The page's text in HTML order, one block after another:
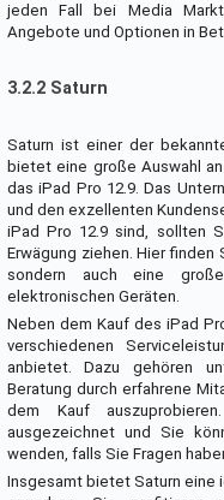
jeden Fall bei Media
Angebote und Optionen in
3.2.2 Saturn
Saturn ist einer der
bietet eine große Auswahl
das iPad Pro 12.9. Das
und den exzellenten
iPad Pro 12.9 sind, sollten
Erwägung ziehen. Hier
sondern auch eine
elektronischen Geräten.
Neben dem Kauf des iPad
verschiedenen
anbietet. Dazu gehören
Beratung durch erfahrene
dem Kauf
ausgezeichnet und Sie
wenden, falls Sie Fragen
Insgesamt bietet Saturn eine